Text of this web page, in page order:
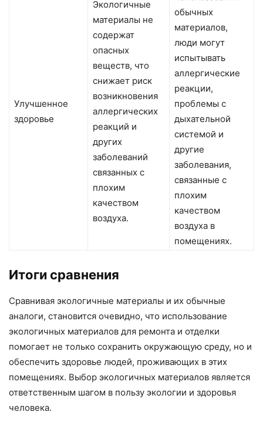
Улучшенное
здоровье
Экологичные
материалы не
содержат
опасных
веществ, что
снижает риск
возникновения
аллергических
реакций и
других
заболеваний
связанных с
плохим
качеством
воздуха.
обычных
материалов,
люди могут
испытывать
аллергические
реакции,
проблемы с
дыхательной
системой и
другие
заболевания,
связанные с
плохим
качеством
воздуха в
помещениях.
Итоги сравнения
Сравнивая экологичные материалы и их обычные
аналоги, становится очевидно, что использование
экологичных материалов для ремонта и отделки
помогает не только сохранить окружающую среду, но и
обеспечить здоровье людей, проживающих в этих
помещениях. Выбор экологичных материалов является
ответственным шагом в пользу экологии и здоровья
человека.